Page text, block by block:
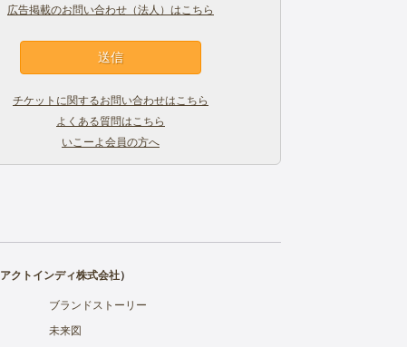
広告掲載のお問い合わせ（法人）はこちら
チケットに関するお問い合わせはこちら
よくある質問はこちら
いこーよ会員の方へ
アクトインディ株式会社）
ブランドストーリー
未来図